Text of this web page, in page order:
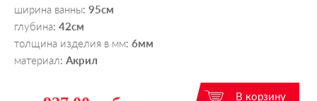
ширина ванны: 95см
глубина: 42см
толщина изделия в мм: 6мм
материал: Акрил